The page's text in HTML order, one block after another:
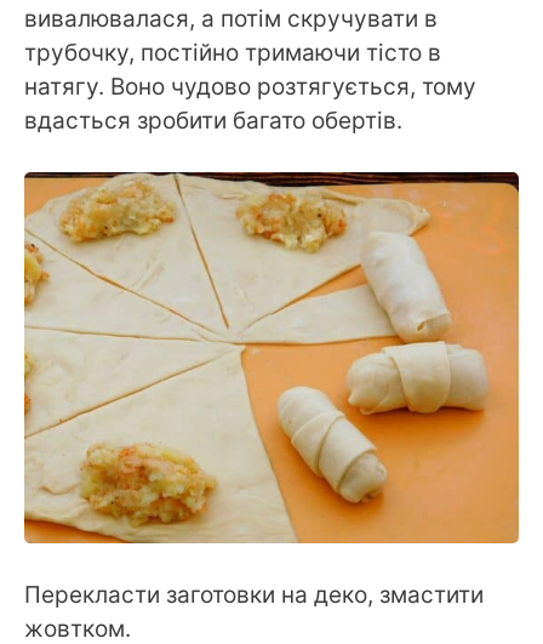
вивалювалася, а потім скручувати в
трубочку, постійно тримаючи тісто в
натягу. Воно чудово розтягується, тому
вдасться зробити багато обертів.
Перекласти заготовки на деко, змастити
жовтком.